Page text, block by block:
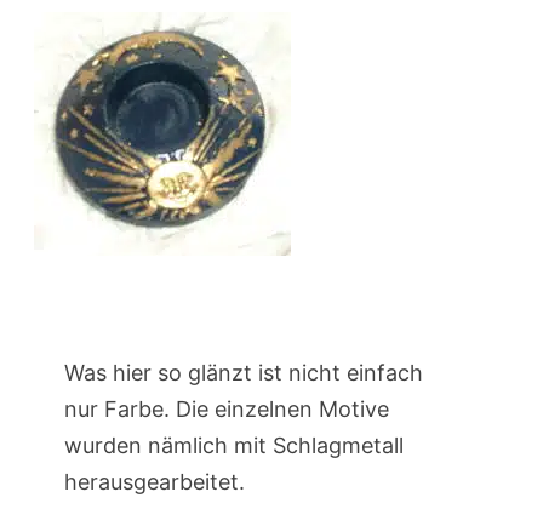
Was hier so glänzt ist nicht einfach
nur Farbe. Die einzelnen Motive
wurden nämlich mit Schlagmetall
herausgearbeitet.